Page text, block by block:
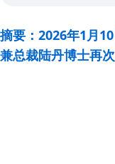
摘要：2026年1月
兼总裁陆丹博士再